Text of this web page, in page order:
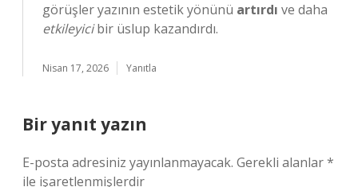
görüşler yazının estetik yönünü artırdı ve daha
etkileyicibir üslup kazandırdı.
Nisan 17, 2026 Yanıtla
Bir yanıt yazın
E-posta adresiniz yayınlanmayacak. Gerekli alanlar*
ile işaretlenmişlerdir